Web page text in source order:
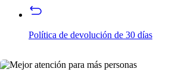
Política de devolución de 30 días